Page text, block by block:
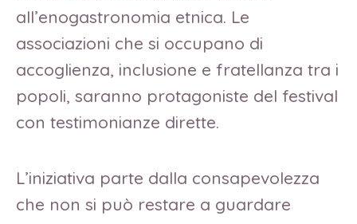
all’enogastronomia etnica. Le
associazioni che si occupano di
accoglienza, inclusione e fratellanza tra i
popoli, saranno protagoniste del festival
con testimonianze dirette.
L’iniziativa parte dalla consapevolezza
che non si può restare a guardare